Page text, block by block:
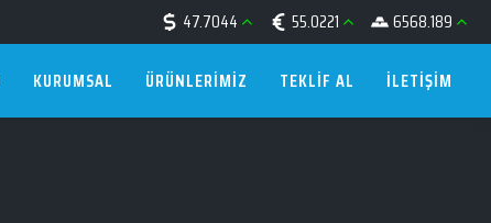
47.7044 55.0221 6568.189
KURUMSAL ÜRÜNLERIMIZ TEKLIF AL İLETIŞIM